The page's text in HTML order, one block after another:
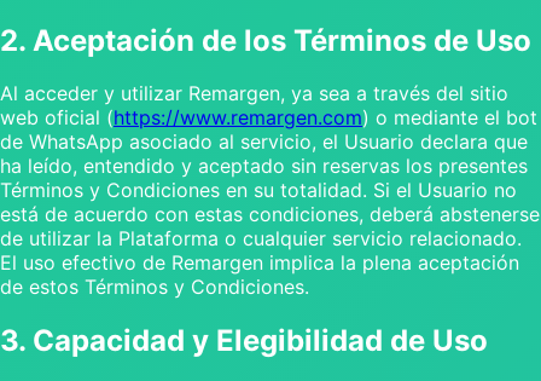
2. Aceptación de los Términos de Uso
Al acceder y utilizar Remargen, ya sea a través del sitio
web oficial (https://www.remargen.com) o mediante el bot
de WhatsApp asociado al servicio, el Usuario declara que
ha leído, entendido y aceptado sin reservas los presentes
Términos y Condiciones en su totalidad. Si el Usuario no
está de acuerdo con estas condiciones, deberá abstenerse
de utilizar la Plataforma o cualquier servicio relacionado.
El uso efectivo de Remargen implica la plena aceptación
de estos Términos y Condiciones.
3. Capacidad y Elegibilidad de Uso